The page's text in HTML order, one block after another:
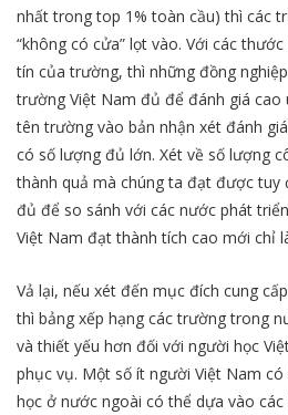
nhất trong top 1% toàn cầu) thì các
“không có cửa” lọt vào. Với các
tín của trường, thì những đồng
trường Việt Nam đủ để đánh giá
tên trường vào bản nhận xét đánh
có số lượng đủ lớn. Xét về số lượng
thành quả mà chúng ta đạt được tuy
đủ để so sánh với các nước phát
Việt Nam đạt thành tích cao mới chỉ
Vả lại, nếu xét đến mục đích cung
thì bảng xếp hạng các trường trong
và thiết yếu hơn đối với người học
phục vụ. Một số ít người Việt Nam
học ở nước ngoài có thể dựa vào các